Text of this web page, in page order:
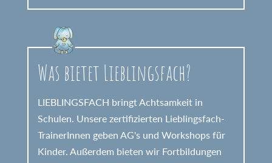
Was bietet Lieblingsfach?
LIEBLINGSFACH bringt Achtsamkeit in
Schulen. Unsere zertifizierten Lieblingsfach-
TrainerInnen geben AG's und Workshops für
Kinder. Außerdem bieten wir Fortbildungen